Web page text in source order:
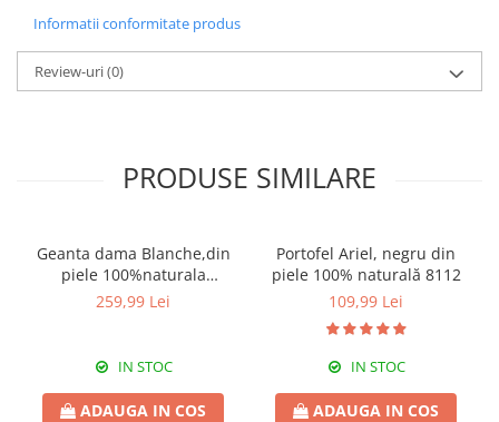
Informatii conformitate produs
Review-uri(0)
PRODUSE SIMILARE
Geanta dama Blanche,din
piele 100%naturala
Italia,8246,negru
259,99 Lei
IN STOC
ADAUGA IN COS
Portofel Ariel, negru din
piele 100% naturală 8112
109,99 Lei
IN STOC
ADAUGA IN COS